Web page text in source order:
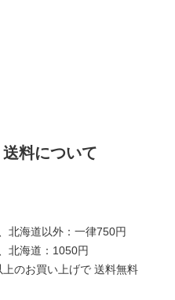
料について
北海道以外：一律750円
北海道：1050円
のお買い上げで 送料無料